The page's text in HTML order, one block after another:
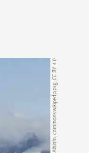
© Albinfo, commons.wikipedia.org, CC BY 4.0